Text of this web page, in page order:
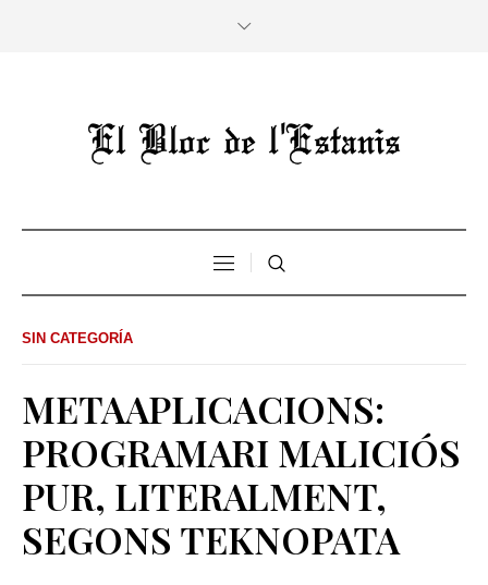
SIN CATEGORÍA
METAAPLICACIONS:
PROGRAMARI MALICIÓS
PUR, LITERALMENT,
SEGONS TEKNOPATA